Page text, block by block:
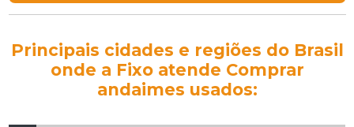
Principais cidades e regiões do Brasil
onde a Fixo atende Comprar
andaimes usados: